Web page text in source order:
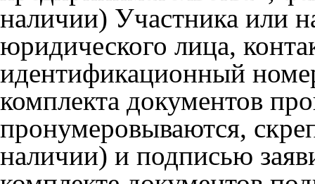
наличии) Участника или
юридического лица,
идентификационный
комплекта документов
пронумеровываются,
наличии) и подписью